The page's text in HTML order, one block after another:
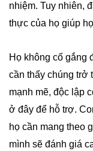
nhiệm. Tuy nhiên,
thực của họ giúp
Họ không cố gắng
cần thấy chúng trở
mạnh mẽ, độc lập
ở đây để hỗ trợ.
họ cần mang theo
mình sẽ đánh giá